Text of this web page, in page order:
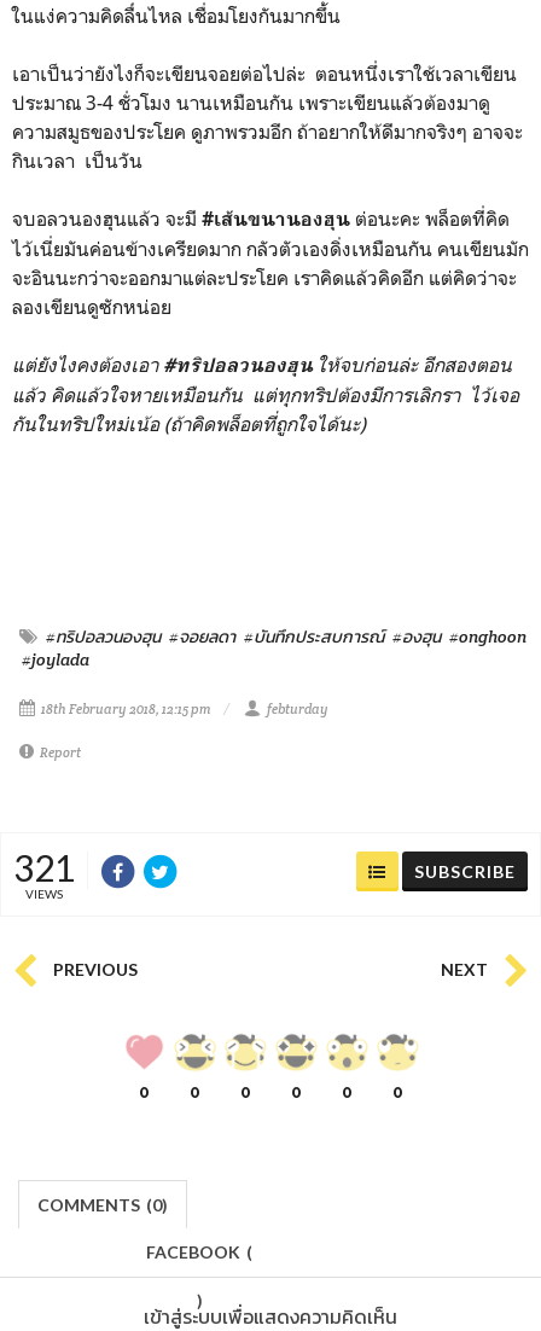
ในแง่ความคิดลื่่นไหล เชื่อมโยงกันมากขึ้น
เอาเป็นว่ายังไงก็จะเขียนจอยต่อไปล่ะ ตอนหนึ่งเราใช้เวลาเขียน
ประมาณ 3-4 ชั่วโมง นานเหมือนกัน เพราะเขียนแล้วต้องมาดู
ความสมูธของประโยค ดูภาพรวมอีก ถ้าอยากให้ดีมากจริงๆ อาจจะ
กินเวลา เป็นวัน
จบอลวนองฮุนแล้ว จะมี #เส้นขนานองฮุน ต่อนะคะ พล็อตที่คิด
ไว้เนี่ยมันค่อนข้างเครียดมาก กลัวตัวเองดิ่งเหมือนกัน คนเขียนมัก
จะอินนะกว่าจะออกมาแต่ละประโยค เราคิดแล้วคิดอีก แต่คิดว่าจะ
ลองเขียนดูซักหน่อย
แต่ยังไงคงต้องเอา #ทริปอลวนองฮุนให้จบก่อนล่ะ อีกสองตอน
แล้ว คิดแล้วใจหายเหมือนกัน แต่ทุกทริปต้องมีการเลิกรา ไว้เจอ
กันในทริปใหม่เน้อ (ถ้าคิดพล็อตที่ถูกใจได้นะ)
#ทริปอลวนองฮุน #จอยลดา #บันทึกประสบการณ์ #องฮุน #onghoon
#joylada
18th February 2018, 12:15 pm febturday
Report
321
VIEWS
SUBSCRIBE
PREVIOUS NEXT
0 0 0 0 0 0
COMMENTS (0)
FACEBOOK (
)
เข้าสู่ระบบเพื่อแสดงความคิดเห็น